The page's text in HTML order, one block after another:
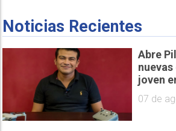
Noticias Recientes
Abre
joven
07 de